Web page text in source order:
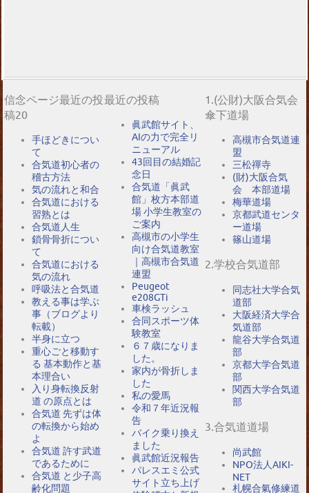
信念ページ最近の投
稿20
手ほどきについ
て
合気道初心者の
稽古方法
気の流れと和合
合気道における
習熟とは
合気道人生
鎖骨骨折につい
て
合気道における
気の流れ
呼吸法と合気道
教える事は学ぶ
事（ブログより
転載）
半身に立つ
重心ごと移動す
る 基本動作と基
本理合い
入り身転換反射
道 の原点とは
合気道 先ずは体
の転換から始め
よ
合気道 許す武道
であるために
合気道 と少子高
齢化問題
最近の投稿
眞武館サイト、
AIの力で完全リ
ニューアル
43回目の結婚記
念日
合気道「眞武
館」枚方本部道
場 小学生教室の
ご案内
高槻市の小学生
向け合気道教室
｜高槻市合気道
連盟
Peugeot
e208GTi
車検ラッシュ
合同スポーツ体
験教室
６７歳になりま
した。
家内が骨折しま
した
私の愛馬
令和７年近況報
告
バイク乗り換え
ました
眞武館近況報告
パレスエミ公式
サイト立ち上げ
1.(公財)大阪合気会
傘下道場
高槻市合気道連
盟
三松禪寺
(財)大阪合気
会 本部道場
梅華道場
京都武道センタ
ー道場
篠山道場
2.学校合気道部
同志社大学合気
道部
大阪経済大学合
気道部
龍谷大学合気道
部
京都大学合気道
部
関西大学合気道
部
3.合気道道場
尚武館
NPO法人AIKI-
NET
札幌合氣修練道